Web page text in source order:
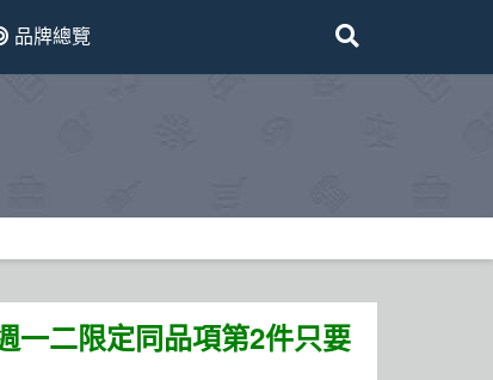
品牌總覽
一二限定同品項第2件只要